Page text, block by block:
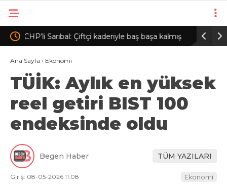
kalmış İzmit Belediyesi soruşturmasında ‘rüşvet’
iddiasına ilişkin görüntüler dosyaya girdi
Ana Sayfa › Ekonomi
TÜİK: Aylık en yüksek
reel getiri BIST 100
endeksinde oldu
Begen Haber TÜM YAZILARI
Giriş: 08-05-2026 11:08
Ekonomi